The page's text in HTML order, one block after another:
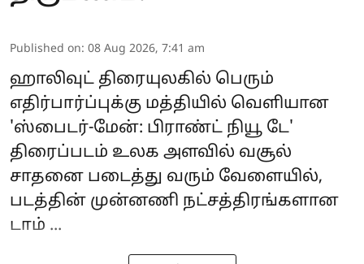
Published on: 08 Aug 2026, 7:41 am
ஹாலிவுட் திரையுலகில் பெரும்
எதிர்பார்ப்புக்கு மத்தியில் வெளியான
'ஸ்பைடர்-மேன்: பிராண்ட் நியூ டே'
திரைப்படம் உலக அளவில் வசூல்
சாதனை படைத்து வரும் வேளையில்,
படத்தின் முன்னணி நட்சத்திரங்களான
டாம் ...